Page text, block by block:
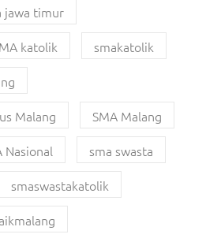
jawa timur
katolik
smakatolik
Malang
SMA Malang
Nasional
sma swasta
smaswastakatolik